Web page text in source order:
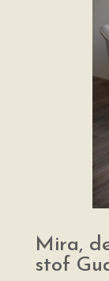
Mira,
stof